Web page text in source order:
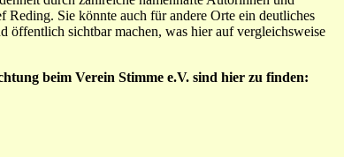
Sie könnte auch für andere Orte ein deutliches
öffentlich sichtbar machen, was hier auf vergleichsweise
beim Verein Stimme e.V. sind hier zu finden: